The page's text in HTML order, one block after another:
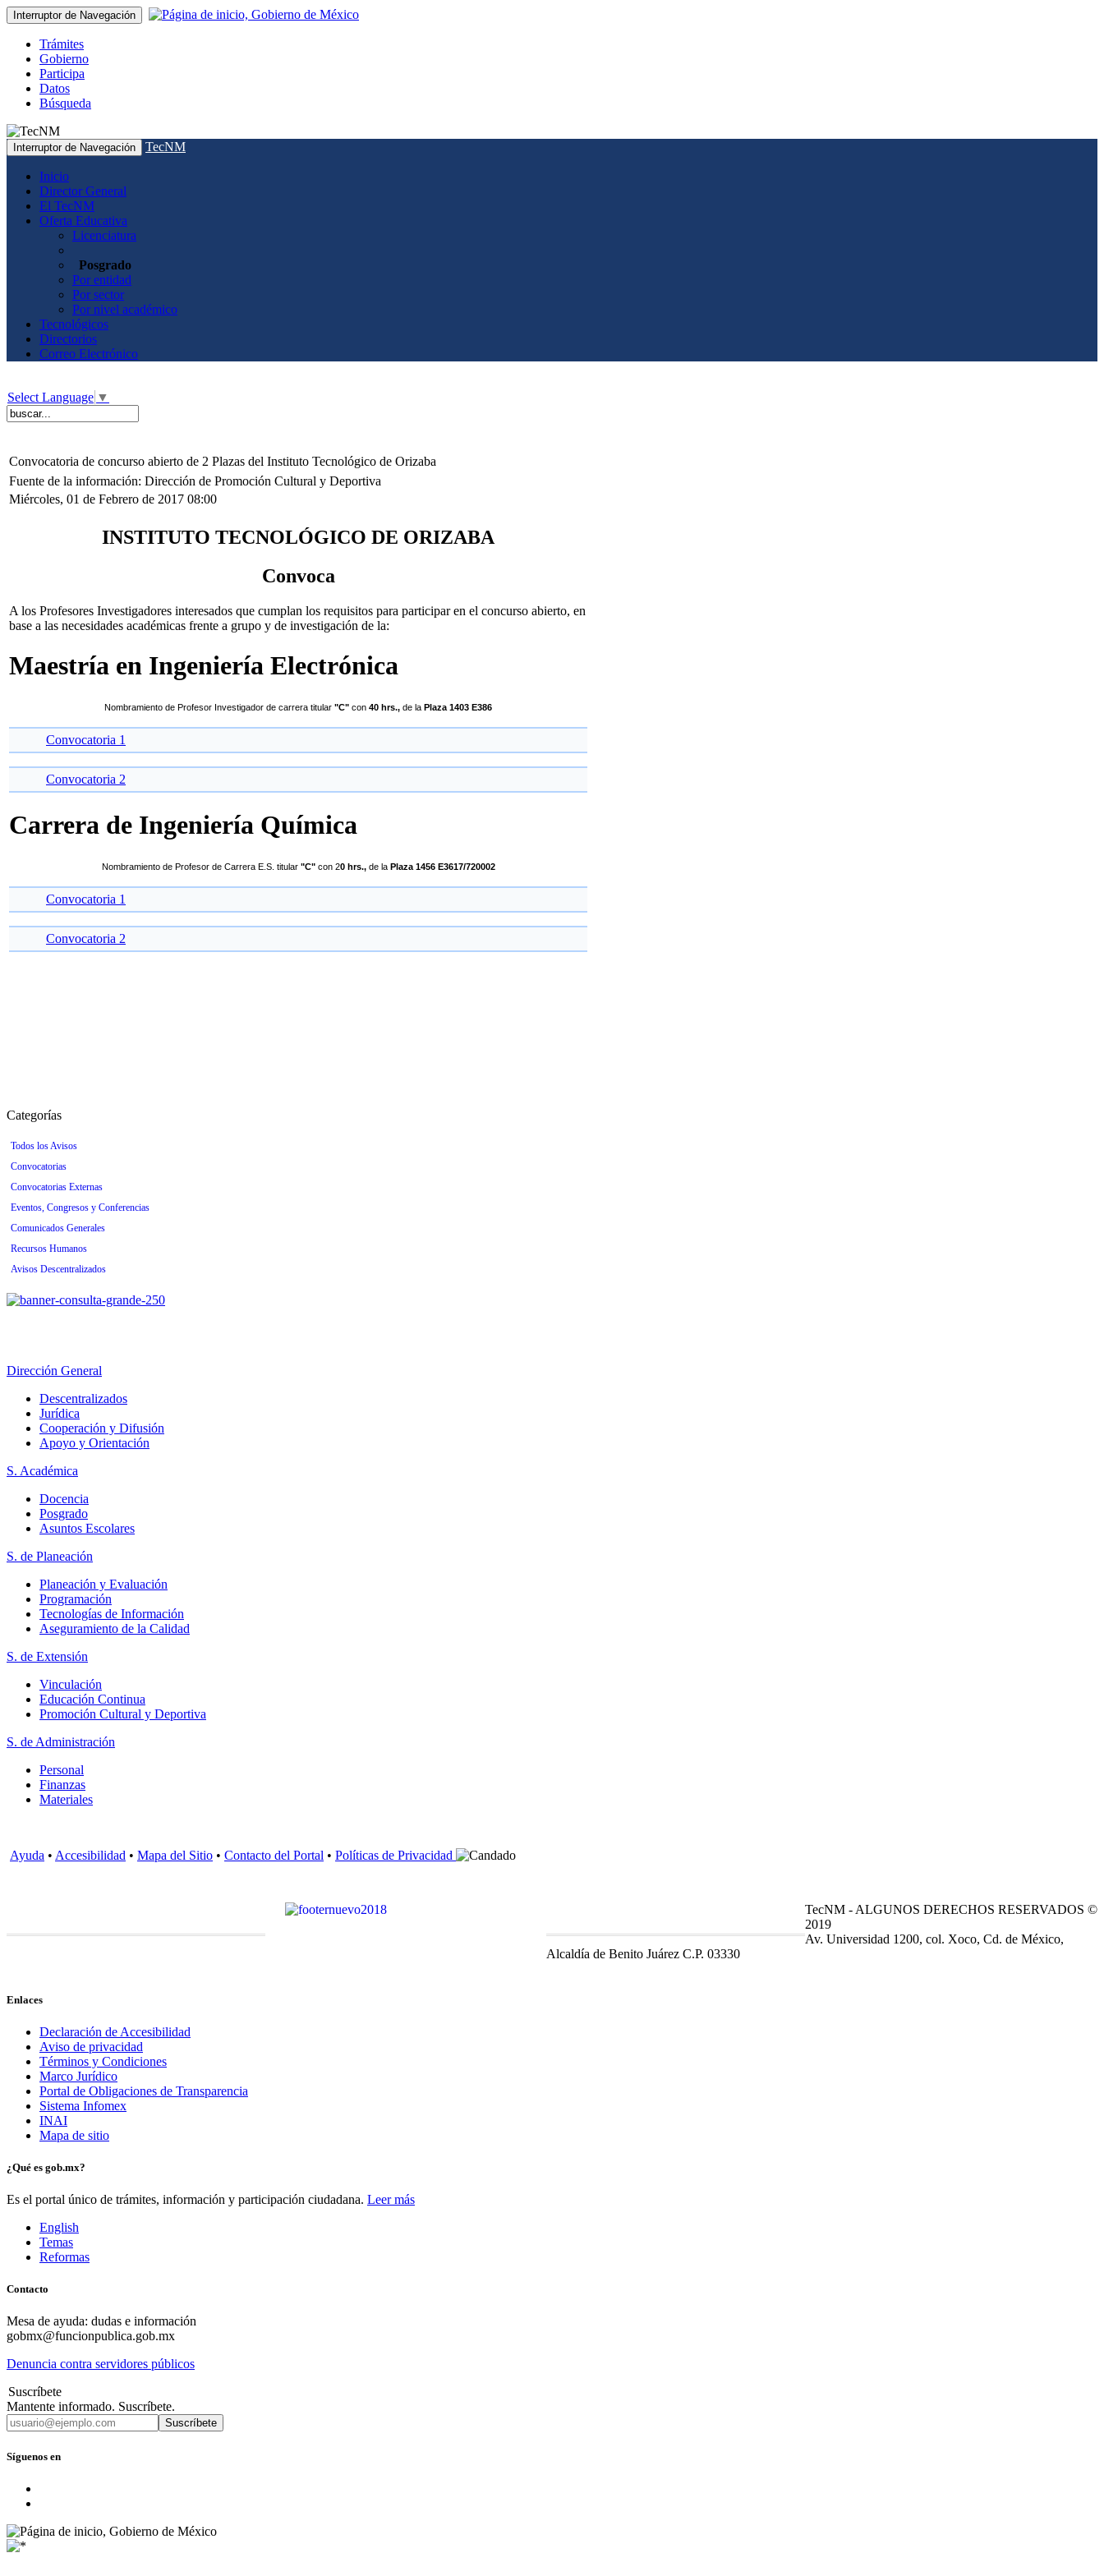
Interruptor de Navegación
Trámites
Gobierno
Participa
Datos
Búsqueda
Interruptor de Navegación TecNM
Inicio
Director General
El TecNM
Oferta Educativa
Licenciatura
Posgrado
Por entidad
Por sector
Por nivel académico
Tecnológicos
Directorios
Correo Electrónico
Select Language ▼
Convocatoria de concurso abierto de 2 Plazas del Instituto Tecnológico de Orizaba
Fuente de la información: Dirección de Promoción Cultural y Deportiva
Miércoles, 01 de Febrero de 2017 08:00
INSTITUTO TECNOLÓGICO DE ORIZABA
Convoca
A los Profesores Investigadores interesados que cumplan los requisitos para participar en el concurso abierto, en
base a las necesidades académicas frente a grupo y de investigación de la:
Maestría en Ingeniería Electrónica
Nombramiento de Profesor Investigador de carrera titular "C" con 40 hrs., de la Plaza 1403 E386
Convocatoria 1
Convocatoria 2
Carrera de Ingeniería Química
Nombramiento de Profesor de Carrera E.S. titular"C"con 20 hrs.,de la Plaza 1456 E3617/720002
Convocatoria 1
Convocatoria 2
Categorías
Todos los Avisos
Convocatorias
Convocatorias Externas
Eventos, Congresos y Conferencias
Comunicados Generales
Recursos Humanos
Avisos Descentralizados
Dirección General
Descentralizados
Jurídica
Cooperación y Difusión
Apoyo y Orientación
S. Académica
Docencia
Posgrado
Asuntos Escolares
S. de Planeación
Planeación y Evaluación
Programación
Tecnologías de Información
Aseguramiento de la Calidad
S. de Extensión
Vinculación
Educación Continua
Promoción Cultural y Deportiva
S. de Administración
Personal
Finanzas
Materiales
Ayuda • Accesibilidad • Mapa del Sitio • Contacto del Portal • Políticas de Privacidad
TecNM - ALGUNOS DERECHOS RESERVADOS ©
2019
Av. Universidad 1200, col. Xoco, Cd. de México,
Alcaldía de Benito Juárez C.P. 03330
Enlaces
Declaración de Accesibilidad
Aviso de privacidad
Términos y Condiciones
Marco Jurídico
Portal de Obligaciones de Transparencia
Sistema Infomex
INAI
Mapa de sitio
¿Qué es gob.mx?
Es el portal único de trámites, información y participación ciudadana. Leer más
English
Temas
Reformas
Contacto
Mesa de ayuda: dudas e información
gobmx@funcionpublica.gob.mx
Denuncia contra servidores públicos
Suscríbete
Mantente informado. Suscríbete.
Suscríbete
Síguenos en